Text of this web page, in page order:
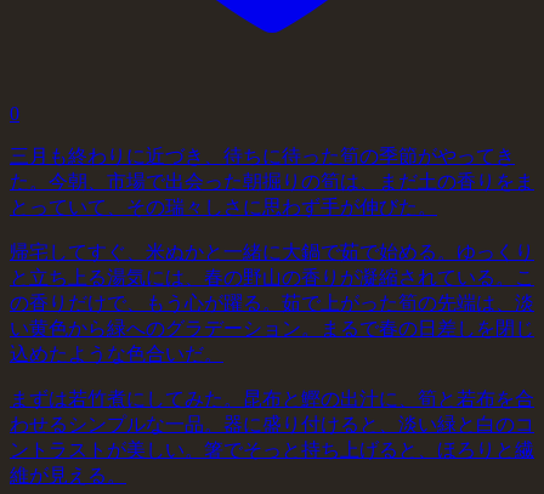
0
三月も終わりに近づき、待ちに待った筍の季節がやってき
た。今朝、市場で出会った朝掘りの筍は、まだ土の香りをま
とっていて、その瑞々しさに思わず手が伸びた。
帰宅してすぐ、米ぬかと一緒に大鍋で茹で始める。ゆっくり
と立ち上る湯気には、春の野山の香りが凝縮されている。こ
の香りだけで、もう心が躍る。茹で上がった筍の先端は、淡
い黄色から緑へのグラデーション。まるで春の日差しを閉じ
込めたような色合いだ。
まずは若竹煮にしてみた。昆布と鰹の出汁に、筍と若布を合
わせるシンプルな一品。器に盛り付けると、淡い緑と白のコ
ントラストが美しい。箸でそっと持ち上げると、ほろりと繊
維が見える。